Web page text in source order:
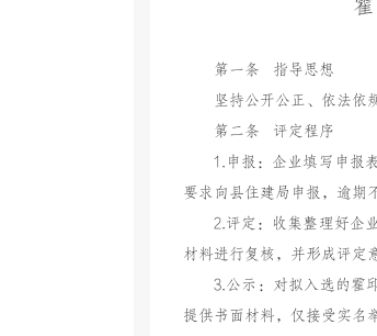
第一条 指导思想
坚持公开公正、依法依
第二条 评定程序
1.申报：企业填写申报
要求向县住建局申报，逾期
2.评定：收集整理好企
材料进行复核，并形成评定
3.公示：对拟入选的霍
提供书面材料，仅接受实名